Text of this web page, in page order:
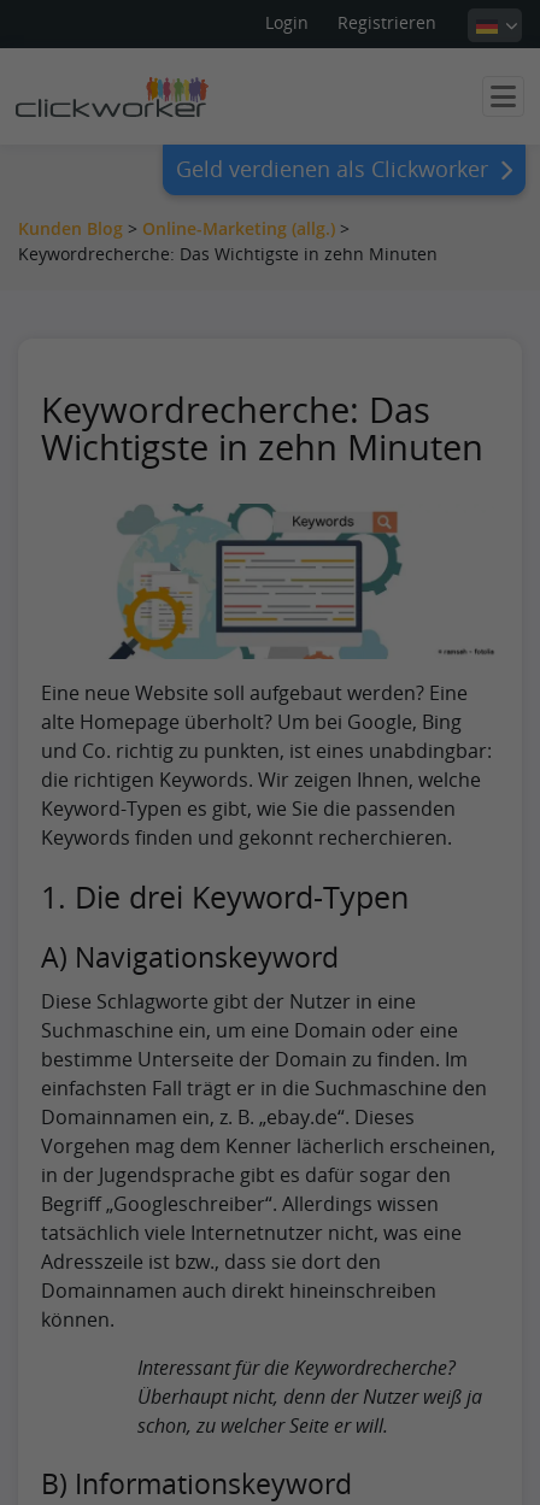
Login Registrieren
Geld verdienen als Clickworker
Kunden Blog > Online-Marketing (allg.) >
Keywordrecherche: Das Wichtigste in zehn Minuten
Keywordrecherche: Das
Wichtigste in zehn Minuten
Eine neue Website soll aufgebaut werden? Eine
alte Homepage überholt? Um bei Google, Bing
und Co. richtig zu punkten, ist eines unabdingbar:
die richtigen Keywords. Wir zeigen Ihnen, welche
Keyword-Typen es gibt, wie Sie die passenden
Keywords finden und gekonnt recherchieren.
1. Die drei Keyword-Typen
A) Navigationskeyword
Diese Schlagworte gibt der Nutzer in eine
Suchmaschine ein, um eine Domain oder eine
bestimme Unterseite der Domain zu finden. Im
einfachsten Fall trägt er in die Suchmaschine den
Domainnamen ein, z. B. „ebay.de“. Dieses
Vorgehen mag dem Kenner lächerlich erscheinen,
in der Jugendsprache gibt es dafür sogar den
Begriff „Googleschreiber“. Allerdings wissen
tatsächlich viele Internetnutzer nicht, was eine
Adresszeile ist bzw., dass sie dort den
Domainnamen auch direkt hineinschreiben
können.
Interessant für die Keywordrecherche?
Überhaupt nicht, denn der Nutzer weiß ja
schon, zu welcher Seite er will.
B) Informationskeyword